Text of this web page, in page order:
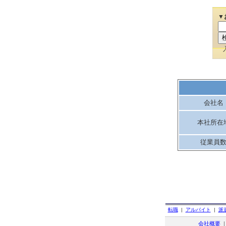
▼
会社名
本社所在
従業員数
転職| アルバイト | 派
会社概要|